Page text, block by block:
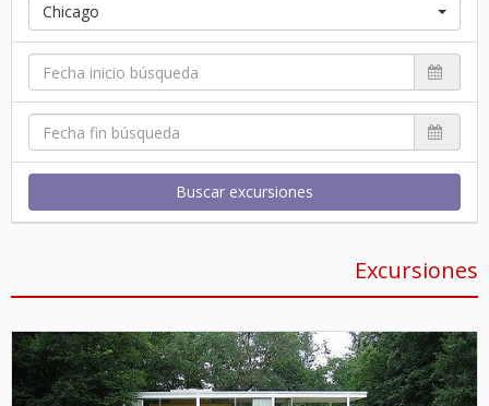
Chicago
Buscar excursiones
Excursiones